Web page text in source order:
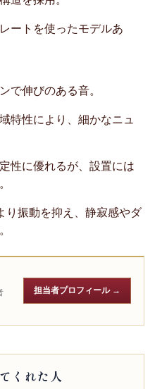
ートを使ったモデルあ
で伸びのある音。
特性により、細かなニュ
性に優れるが、設置には
り振動を抑え、静寂感やダ
担当者プロフィール →
くれた人